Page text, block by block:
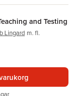
and Testing
Lingard m. fl.